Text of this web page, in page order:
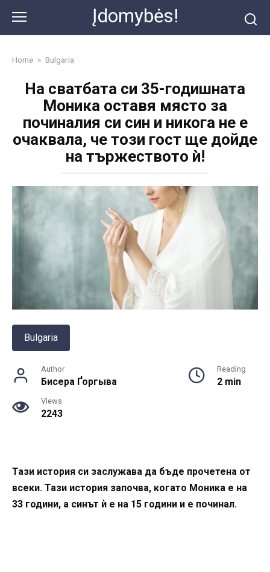
content
Įdomybės!
Home » Bulgaria
На сватбата си 35-годишната
Моника оставя място за
починалия си син и никога не е
очаквала, че този гост ще дойде
на тържеството ѝ!
Bulgaria
Author
Бисера Ґоргыва
Reading
2 min
Views
2243
Тази история си заслужава да бъде прочетена от
всеки. Тази история започва, когато Моника е на
33 години, а синът ѝ е на 15 години и е починал.